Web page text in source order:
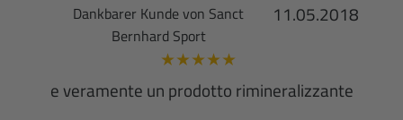
11.05.2018
Dankbarer Kunde von Sanct
Bernhard Sport
★★★★★
e veramente un prodotto rimineralizzante